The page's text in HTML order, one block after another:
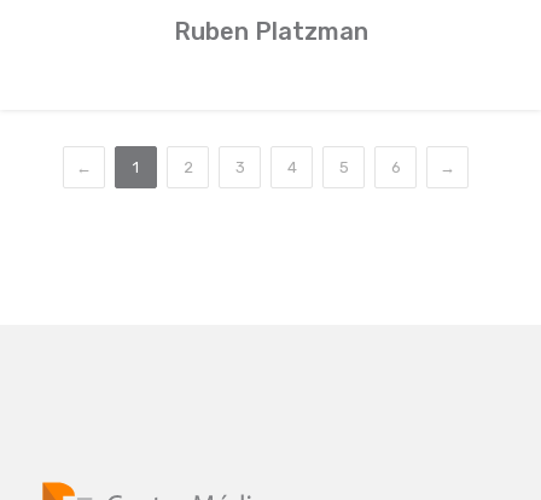
Ruben Platzman
← 1 2 3 4 5 6 →